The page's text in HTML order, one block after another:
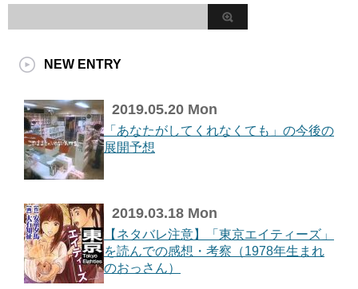
NEW ENTRY
2019.05.20 Mon
「あなたがしてくれなくても」の今後の
展開予想
2019.03.18 Mon
【ネタバレ注意】「東京エイティーズ」
を読んでの感想・考察（1978年生まれ
のおっさん）